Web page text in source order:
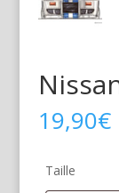
19,90€
Taille